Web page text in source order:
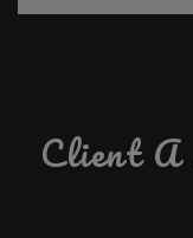
Client A